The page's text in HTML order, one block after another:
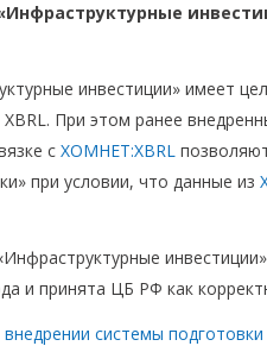
инвестиции» имеет
При этом ранее
с ХОМНЕТ:XBRL
при условии, что данные из
и принята ЦБ РФ как
системы